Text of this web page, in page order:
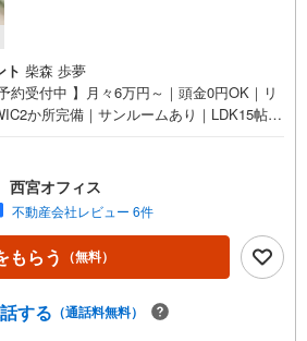
ト 柴森 歩夢
約受付中 】月々6万円～｜頭金0円OK｜リ
か所完備｜サンルームあり｜LDK15帖×
とりある3LDK！■2か所のウォークインク
豊富！■約15.1帖の広々としたLDK！■鳴
歩5分！【リフォーム内容（2026年7月下
水回り新規交換＞システムキッチン/ユニ
粧台/トイレ＜内装＞建具交換/フローリン
張替え＜その他＞配管更新/食洗機新設/ハ
徒歩3分の立地に店舗を構えております。掲
宮オフィス
不動産会社レビュー 6件
もらう （無料）
する （通話料無料）